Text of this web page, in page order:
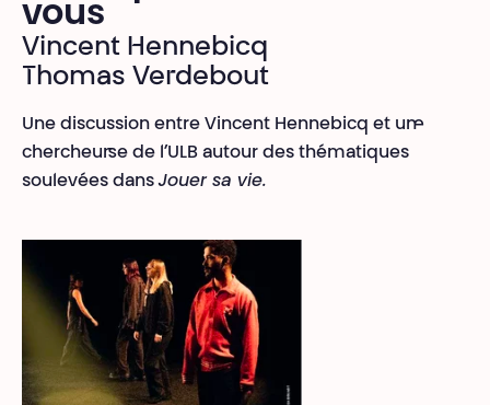
vous
Vincent Hennebicq
Thomas Verdebout
Une discussion entre Vincent Hennebicq et un·e
chercheur·se de l’ULB autour des thématiques
soulevées dansJouer sa vie.